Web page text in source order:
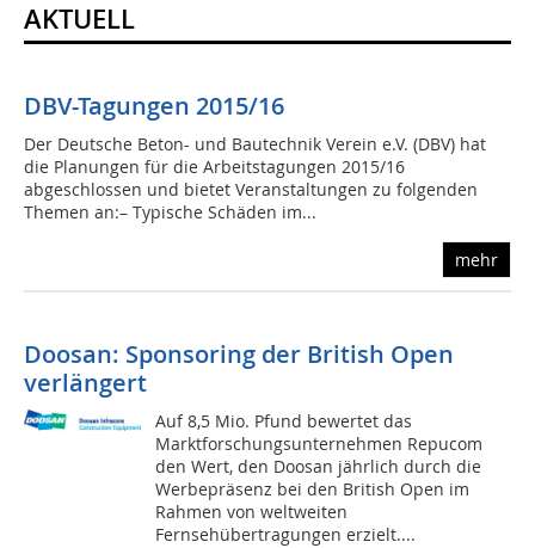
AKTUELL
DBV-Tagungen 2015/16
Der Deutsche Beton- und Bautechnik Verein e.V. (DBV) hat
die Planungen für die Arbeitstagungen 2015/16
abgeschlossen und bietet Veranstaltungen zu folgenden
Themen an:– Typische Schäden im...
mehr
Doosan: Sponsoring der British Open
verlängert
Auf 8,5 Mio. Pfund bewertet das
Marktforschungsunternehmen Repucom
den Wert, den Doosan jährlich durch die
Werbepräsenz bei den British Open im
Rahmen von weltweiten
Fernsehübertragungen erzielt....